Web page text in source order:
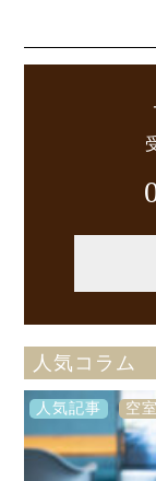
人気コラム
人気記事 空